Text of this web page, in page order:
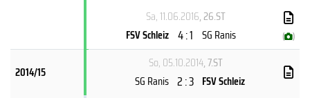
Sa, 11.06.2016, 26.ST
FSV Schleiz 4 : 1 SG Ranis ( )
2014/15
So, 05.10.2014, 7.ST
SG Ranis 2 : 3 FSV Schleiz